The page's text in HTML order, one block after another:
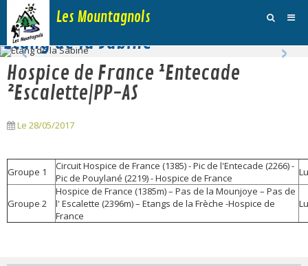
Les Mountagnols
Activités
Agenda
Photos
Galerie Vidéos
Traces
Etang de la Sabine
‹ ›
Hospice de France ¹Entecade
²Escalette|PP-AS
Le 28/05/2017
Groupe 1
Circuit Hospice de France (1385) - Pic de l'Entecade (2266) -
Pic de Pouylané (2219) - Hospice de France
Groupe 2
Hospice de France (1385m) – Pas de la Mounjoye – Pas de
l' Escalette (2396m) – Etangs de la Frèche -Hospice de
France